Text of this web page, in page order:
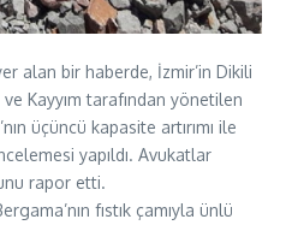
alan bir haberde, İzmir’in Dikili
Kayyım tarafından yönetilen
üçüncü kapasite artırımı ile
yapıldı. Avukatlar
rapor etti.
fıstık çamıyla ünlü